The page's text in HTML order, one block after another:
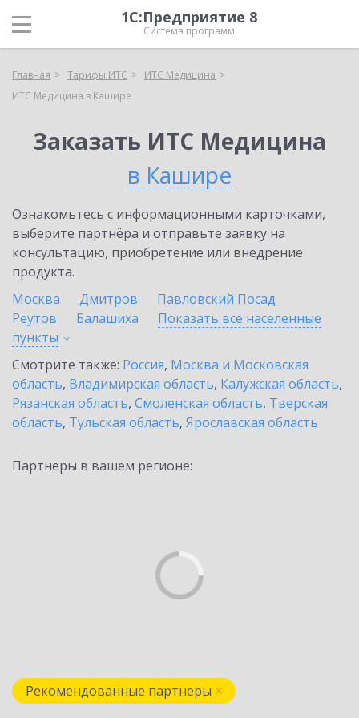
1С:Предприятие 8
Система программ
Главная Тарифы ИТС
ИТС Медицина
ИТС Медицина в Кашире
Заказать ИТС Медицина
в Кашире
Ознакомьтесь с информационными карточками,
выберите партнёра и отправьте заявку на
консультацию, приобретение или внедрение
продукта.
Москва
Дмитров
Павловский Посад
Реутов
Балашиха
Показать все населенные
пункты
Смотрите также: Россия, Москва и Московская
область, Владимирская область, Калужская область,
Рязанская область, Смоленская область, Тверская
область, Тульская область, Ярославская область
Партнеры в вашем регионе:
Рекомендованные партнеры